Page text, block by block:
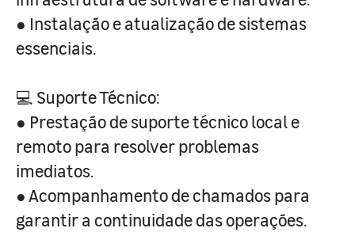
● Instalação e atualização de sistemas
essenciais.
💻 Suporte Técnico:
● Prestação de suporte técnico local e
remoto para resolver problemas
imediatos.
● Acompanhamento de chamados para
garantir a continuidade das operações.